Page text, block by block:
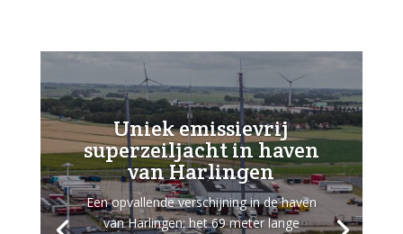
Uniek emissievrij
superzeiljacht in haven
van Harlingen
Een opvallende verschijning in de haven
van Harlingen: het 69 meter lange